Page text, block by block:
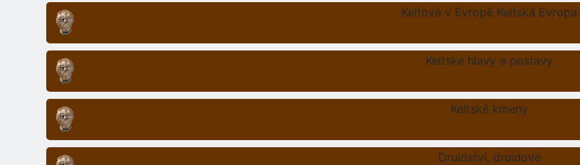
Keltové v Evropě Keltská Evropa
Keltské hlavy a postavy
Keltské kmeny
Druidství, druidové